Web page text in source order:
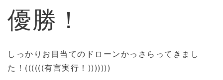
優勝！
しっかりお目当てのドローンかっさらってきまし
た！((((((有言実行！)))))))